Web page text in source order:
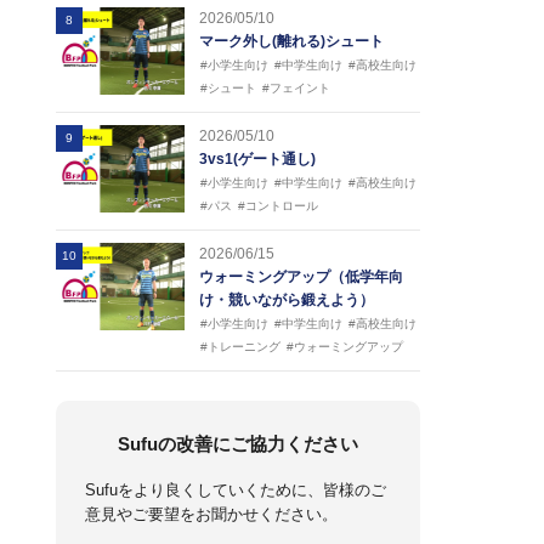
8
2026/05/10
マーク外し(離れる)シュート
#小学生向け #中学生向け #高校生向け
#シュート
#フェイント
9
2026/05/10
3vs1(ゲート通し)
#小学生向け #中学生向け #高校生向け
#パス
#コントロール
10
2026/06/15
ウォーミングアップ（低学年向
け・競いながら鍛えよう）
#小学生向け #中学生向け #高校生向け
#トレーニング #ウォーミングアップ
Sufuの改善にご協力ください
Sufuをより良くしていくために、皆様のご
意見やご要望をお聞かせください。